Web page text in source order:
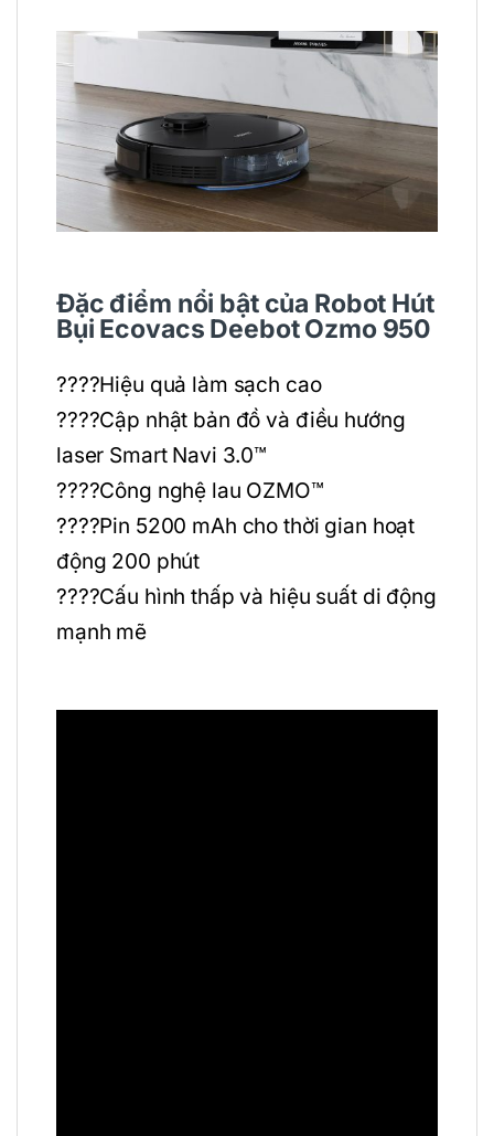
Đặc điểm nổi bật của Robot Hút
Bụi Ecovacs Deebot Ozmo 950
????Hiệu quả làm sạch cao
????Cập nhật bản đồ và điều hướng
laser Smart Navi 3.0™
????Công nghệ lau OZMO™
????Pin 5200 mAh cho thời gian hoạt
động 200 phút
????Cấu hình thấp và hiệu suất di động
mạnh mẽ